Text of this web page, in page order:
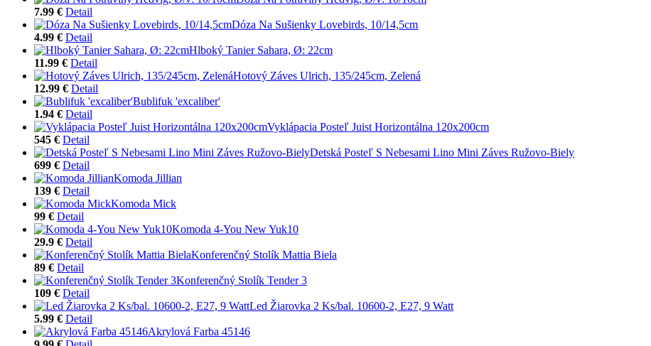
7.99 € Detail
Dóza Na Sušienky Lovebirds, 10/14,5cm
4.99 € Detail
Hlboký Tanier Sahara, Ø: 22cm
11.99 € Detail
Hotový Záves Ulrich, 135/245cm, Zelená
12.99 € Detail
Bublifuk 'excaliber'
1.94 € Detail
Vyklápacia Posteľ Juist Horizontálna 120x200cm
545 € Detail
Detská Posteľ S Nebesami Lino Mini Záves Ružovo-Biely
699 € Detail
Komoda Jillian
139 € Detail
Komoda Mick
99 € Detail
Komoda 4-You New Yuk10
29.9 € Detail
Konferenčný Stolík Mattia Biela
89 € Detail
Konferenčný Stolík Tender 3
109 € Detail
Led Žiarovka 2 Ks/bal. 10600-2, E27, 9 Watt
5.99 € Detail
Akrylová Farba 45146